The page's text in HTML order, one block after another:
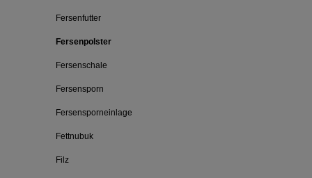
Fersenfutter
Fersenpolster
Fersenschale
Fersensporn
Fersensporneinlage
Fettnubuk
Filz